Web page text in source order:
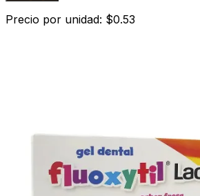
Precio por unidad: $0.53